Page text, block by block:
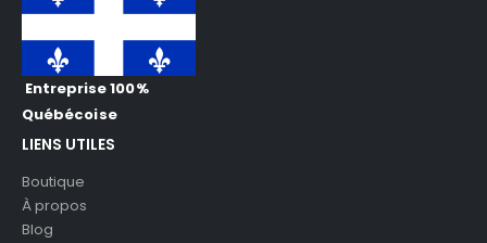
Entreprise 100%
Québécoise
LIENS UTILES
Boutique
À propos
Blog